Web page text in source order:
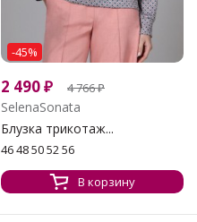
-45%
2 490₽ 4 766₽
SelenaSonata
Блузка трикотаж...
46 48 50 52 56
В корзину